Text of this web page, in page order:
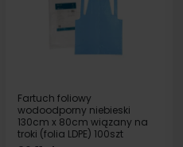
Fartuch foliowy
wodoodporny niebieski
130cm x 80cm wiązany na
troki (folia LDPE) 100szt